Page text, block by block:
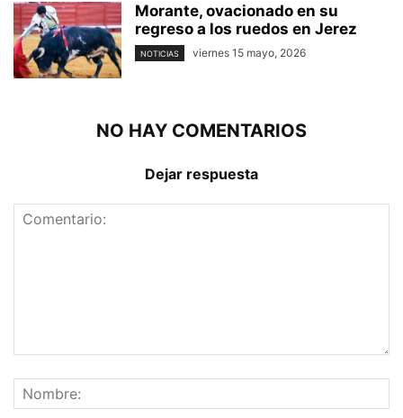
Morante, ovacionado en su
regreso a los ruedos en Jerez
NOTICIAS viernes 15 mayo, 2026
NO HAY COMENTARIOS
Dejar respuesta